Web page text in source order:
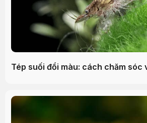
Tép suối đổi màu: cách chăm sóc